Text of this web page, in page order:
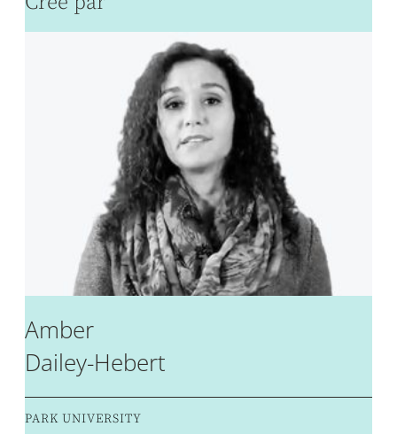
Amber
Dailey-Hebert
PARK UNIVERSITY